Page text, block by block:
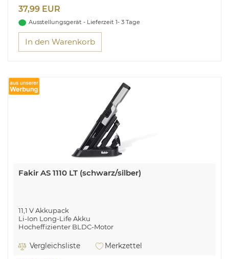
Ladezeit: 4-5 Stunden
37,99 EUR
Ausstellungsgerät - Lieferzeit 1- 3 Tage
In den Warenkorb
Fakir AS 1110 LT (schwarz/silber)
11,1 V Akkupack
Li-Ion Long-Life Akku
Hocheffizienter BLDC-Motor
Bis zu 22 Min Betriebsdauer
2 Leistungsstufen
Vergleichsliste Merkzettel